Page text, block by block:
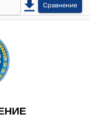
Сравнение